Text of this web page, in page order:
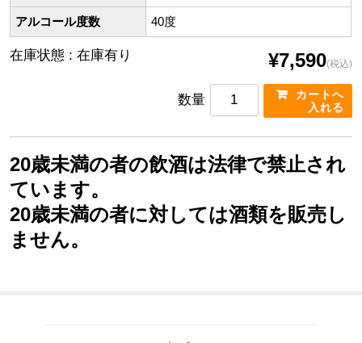
アルコール度数 40度
在庫状態 : 在庫有り ¥7,590(税込)
数量
20歳未満の者の飲酒は法律で禁止され
ています。
20歳未満の者に対しては酒類を販売し
ません。